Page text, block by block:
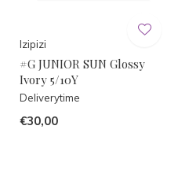
Izipizi
#G JUNIOR SUN Glossy
Ivory 5/10Y
Deliverytime
€30,00